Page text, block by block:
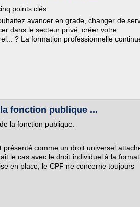
points clés
avancer en grade, changer de
dans le secteur privé, créer votre
? La formation professionnelle
fonction publique ...
la fonction publique.
comme un droit universel
le cas avec le droit individuel à la
en place, le CPF ne concerne toujours